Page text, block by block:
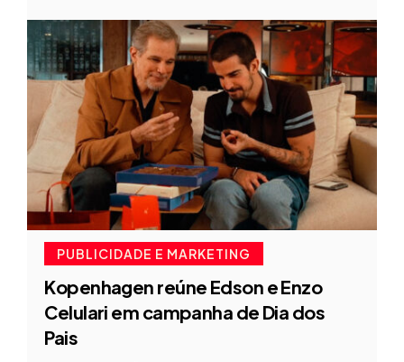
PUBLICIDADE E MARKETING
Kopenhagen reúne Edson e Enzo
Celulari em campanha de Dia dos
Pais